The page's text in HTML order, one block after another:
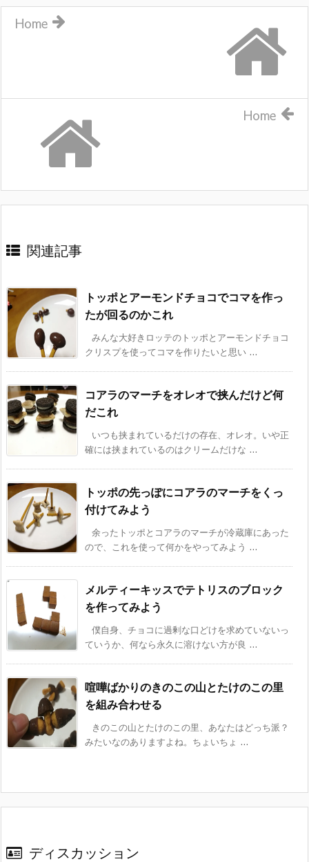
Home
Home
関連記事
トッポとアーモンドチョコでコマを作っ
たが回るのかこれ
みんな大好きロッテのトッポとアーモンドチョコ
クリスプを使ってコマを作りたいと思い ...
コアラのマーチをオレオで挟んだけど何
だこれ
いつも挟まれているだけの存在、オレオ。いや正
確には挟まれているのはクリームだけな ...
トッポの先っぽにコアラのマーチをくっ
付けてみよう
余ったトッポとコアラのマーチが冷蔵庫にあった
ので、これを使って何かをやってみよう ...
メルティーキッスでテトリスのブロック
を作ってみよう
僕自身、チョコに過剰な口どけを求めていないっ
ていうか、何なら永久に溶けない方が良 ...
喧嘩ばかりのきのこの山とたけのこの里
を組み合わせる
きのこの山とたけのこの里、あなたはどっち派？
みたいなのありますよね。ちょいちょ ...
ディスカッション